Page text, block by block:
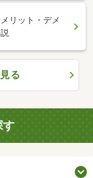
リット・デメ
る
す